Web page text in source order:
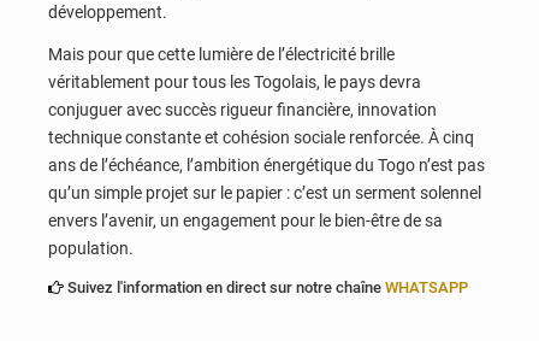
développement.
Mais pour que cette lumière de l’électricité brille
véritablement pour tous les Togolais, le pays devra
conjuguer avec succès rigueur financière, innovation
technique constante et cohésion sociale renforcée. À cinq
ans de l’échéance, l’ambition énergétique du Togo n’est pas
qu’un simple projet sur le papier : c’est un serment solennel
envers l’avenir, un engagement pour le bien-être de sa
population.
Suivez l'information en direct sur notre chaîne WHATSAPP